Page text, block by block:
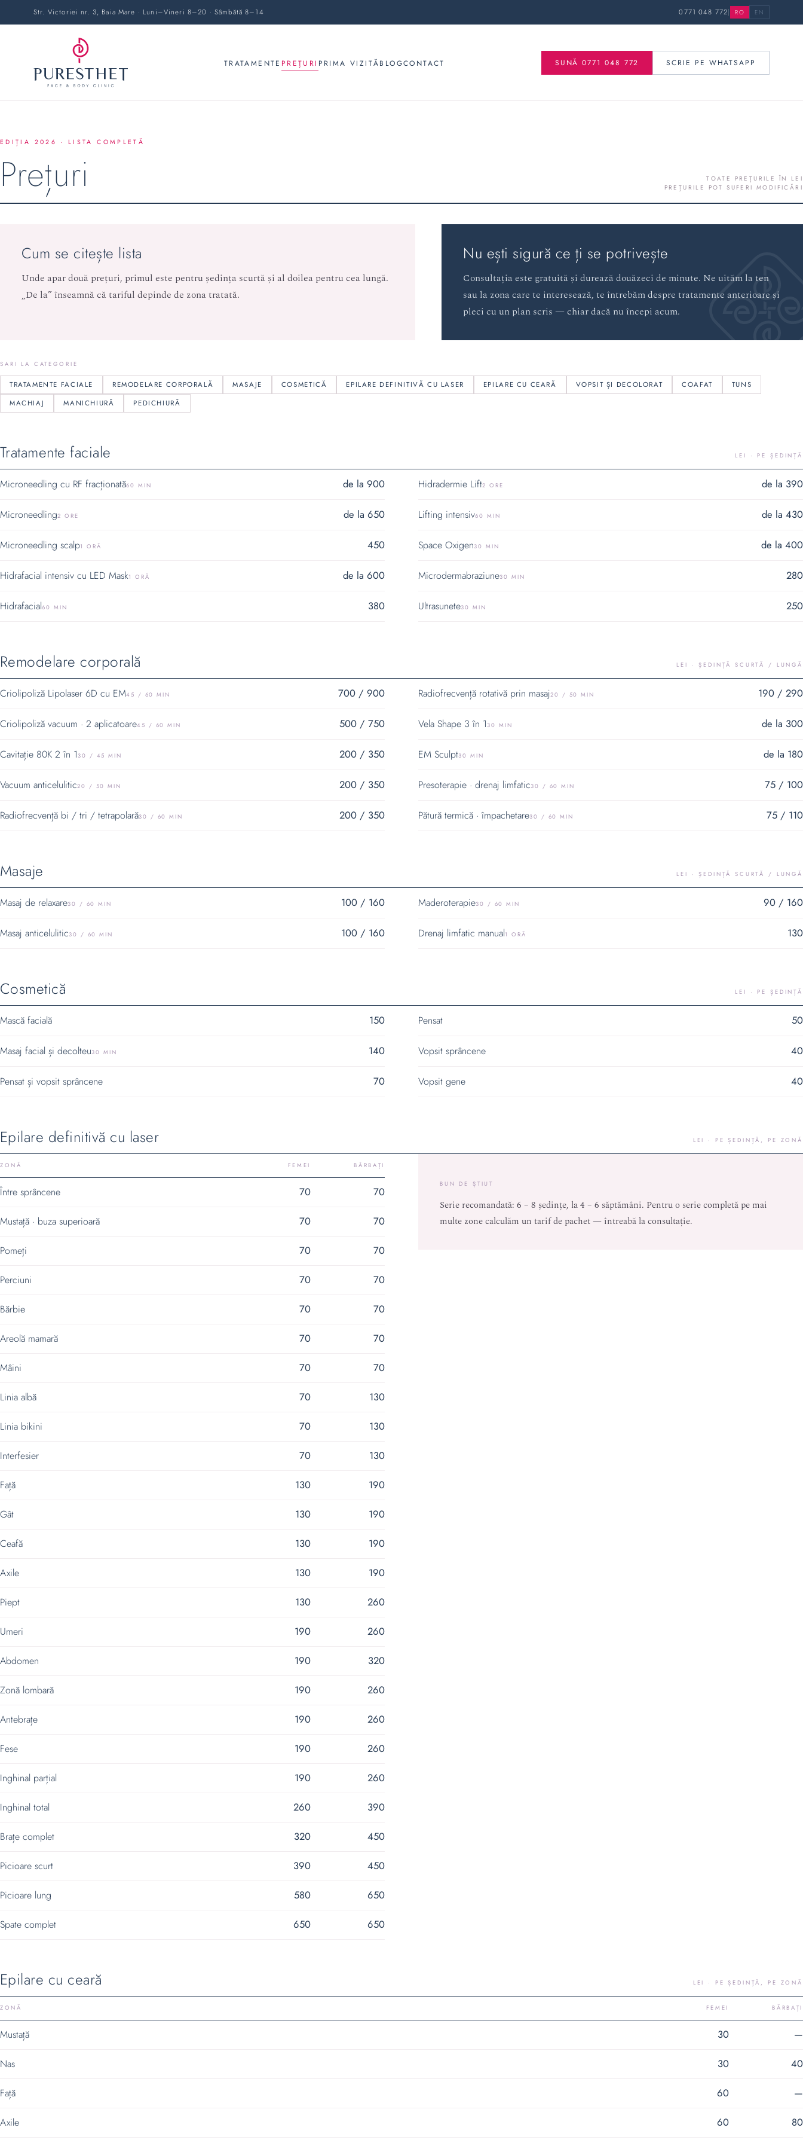
Str. Victoriei nr. 3, Baia Mare · Luni–Vineri 8–20 · Sâmbătă 8–14 0771 048 772| RO EN
TRATAMENTE PREȚURI PRIMA VIZITĂBLOGCONTACT SUNĂ 0771 048 772 SCRIE PE WHATSAPP
EDIȚIA 2026 · LISTA COMPLETĂ
Prețuri
TOATE PREȚURILE ÎN LEI
PREȚURILE POT SUFERI MODIFICĂRI
Cum se citește lista
Unde apar două prețuri, primul este pentru ședința scurtă și al doilea pentru cea lungă.
„De la” înseamnă că tariful depinde de zona tratată.
Nu ești sigură ce ți se potrivește
Consultația este gratuită și durează douăzeci de minute. Ne uităm la ten
sau la zona care te interesează, te întrebăm despre tratamente anterioare și
pleci cu un plan scris — chiar dacă nu începi acum.
SARI LA CATEGORIE
TRATAMENTE FACIALE REMODELARE CORPORALĂ MASAJE COSMETICĂ EPILARE DEFINITIVĂ CU LASER EPILARE CU CEARĂ VOPSIT ȘI DECOLORAT COAFAT
TUNS
MACHIAJ
MANICHIURĂ PEDICHIURĂ
Tratamente faciale LEI · PE ȘEDINȚĂ
Microneedling cu RF fracționată60 MIN de la 900
Microneedling2 ORE de la 650
Microneedling scalp1 ORĂ 450
Hidrafacial intensiv cu LED Mask1 ORĂ de la 600
Hidrafacial60 MIN 380
Hidradermie Lift2 ORE de la 390
Lifting intensiv60 MIN de la 430
Space Oxigen30 MIN de la 400
Microdermabraziune30 MIN 280
Ultrasunete30 MIN 250
Remodelare corporală LEI · ȘEDINȚĂ SCURTĂ / LUNGĂ
Criolipoliză Lipolaser 6D cu EM45 / 60 MIN 700 / 900
Criolipoliză vacuum · 2 aplicatoare45 / 60 MIN 500 / 750
Cavitație 80K 2 în 130 / 45 MIN 200 / 350
Vacuum anticelulitic20 / 50 MIN 200 / 350
Radiofrecvență bi / tri / tetrapolară30 / 60 MIN 200 / 350
Radiofrecvență rotativă prin masaj20 / 50 MIN 190 / 290
Vela Shape 3 în 130 MIN de la 300
EM Sculpt30 MIN de la 180
Presoterapie · drenaj limfatic30 / 60 MIN 75 / 100
Pătură termică · împachetare30 / 60 MIN 75 / 110
Masaje LEI · ȘEDINȚĂ SCURTĂ / LUNGĂ
Masaj de relaxare30 / 60 MIN 100 / 160
Masaj anticelulitic30 / 60 MIN 100 / 160
Maderoterapie30 / 60 MIN 90 / 160
Drenaj limfatic manual1 ORĂ 130
Cosmetică LEI · PE ȘEDINȚĂ
Mască facială 150
Masaj facial și decolteu30 MIN 140
Pensat și vopsit sprâncene 70
Pensat 50
Vopsit sprâncene 40
Vopsit gene 40
Epilare definitivă cu laser LEI · PE ȘEDINȚĂ, PE ZONĂ
ZONĂ FEMEI BĂRBAȚI
Între sprâncene 70 70
Mustață · buza superioară 70 70
Pomeți 70 70
Perciuni 70 70
Bărbie 70 70
Areolă mamară 70 70
Mâini 70 70
Linia albă 70 130
Linia bikini 70 130
Interfesier 70 130
Față 130 190
Gât 130 190
Ceafă 130 190
Axile 130 190
Piept 130 260
Umeri 190 260
Abdomen 190 320
Zonă lombară 190 260
Antebrațe 190 260
Fese 190 260
Inghinal parțial 190 260
Inghinal total 260 390
Brațe complet 320 450
Picioare scurt 390 450
Picioare lung 580 650
Spate complet 650 650
BUN DE ȘTIUT
Serie recomandată: 6 – 8 ședințe, la 4 – 6 săptămâni. Pentru o serie completă pe mai
multe zone calculăm un tarif de pachet — întreabă la consultație.
Epilare cu ceară LEI · PE ȘEDINȚĂ, PE ZONĂ
ZONĂ FEMEI BĂRBAȚI
Mustață 30 —
Nas 30 40
Față 60 —
Axile 60 80